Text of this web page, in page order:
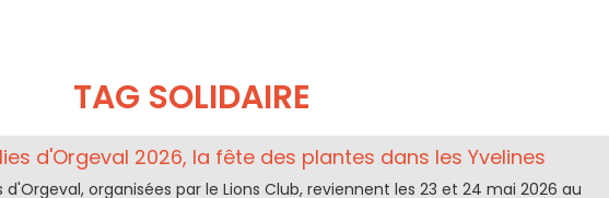
TAG SOLIDAIRE
d'Orgeval 2026, la fête des plantes dans les Yvelines
d'Orgeval, organisées par le Lions Club, reviennent les 23 et 24 mai 2026 au